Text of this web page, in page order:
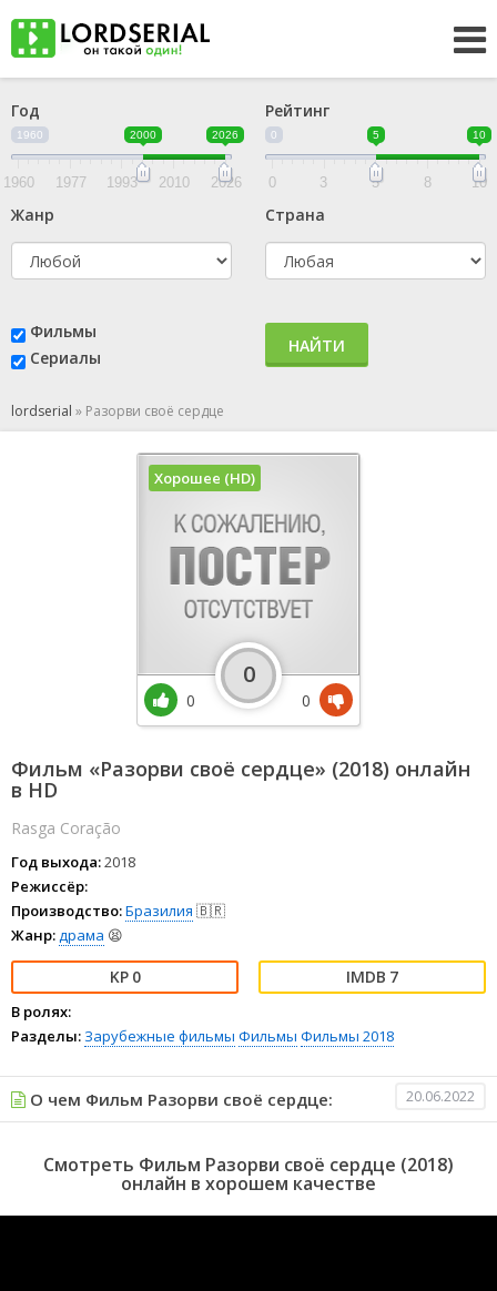
Год
1960 2000 2026
1960 1977 1993 2010 2026
Рейтинг
0 5 10
0 3 5 8 10
Жанр Страна
Фильмы
Сериалы
НАЙТИ
lordserial » Разорви своё сердце
Фильм «Разорви своё сердце» (2018) онлайн
в HD
Rasga Coração
Год выхода:2018
Режиссёр:
Производство:Бразилия 🇧🇷
Жанр:драма 😫
0 7
В ролях:
Разделы: Зарубежные фильмы Фильмы Фильмы 2018
Хорошее (HD)
0
0
0
О чем Фильм Разорви своё сердце: 20.06.2022
Смотреть Фильм Разорви своё сердце (2018)
онлайн в хорошем качестве